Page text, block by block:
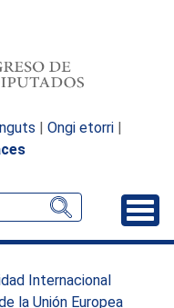
| Ongi etorri |
Internacional
la Unión Europea